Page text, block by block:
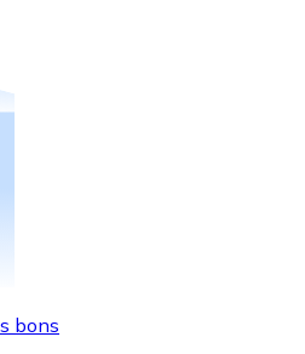
de vos marques
cadeaux
bons